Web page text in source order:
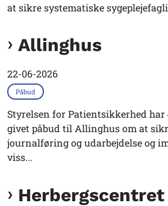
at sikre systematiske
Allinghus
22-06-2026
Påbud
Styrelsen for Patientsikkerhed har
givet påbud til Allinghus om at
journalføring og udarbejdelse og
viss...